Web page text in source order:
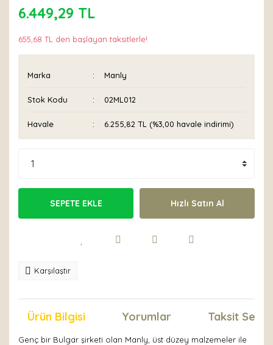
6.449,29 TL
655,68 TL den başlayan taksitlerle!
Marka Manly
Stok Kodu 02ML012
Havale 6.255,82 TL (%3,00 havale indirimi)
SEPETE EKLE Hızlı Satın Al
Karşılaştır
Ürün Bilgisi Yorumlar Taksit
Genç bir Bulgar şirketi olan Manly, üst düzey malzemeler ile